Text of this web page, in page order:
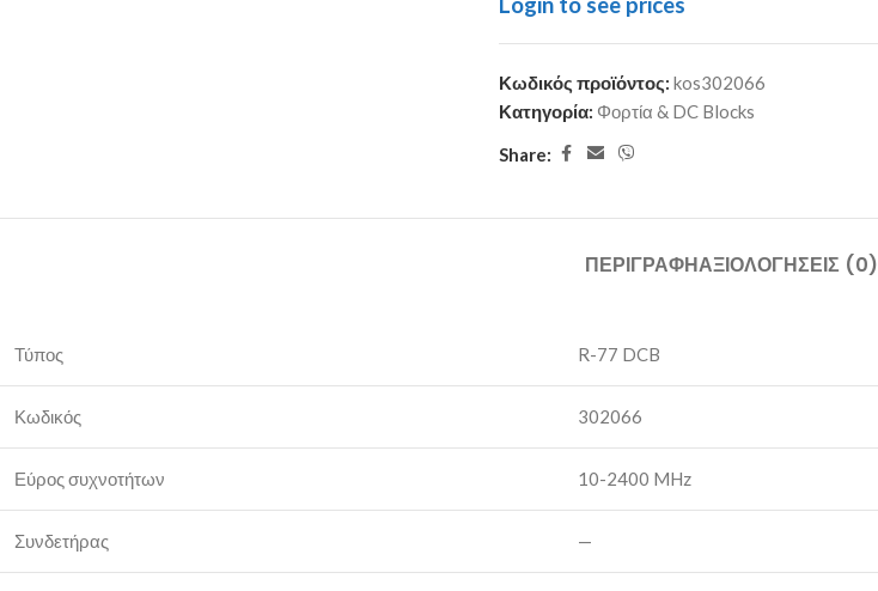
Κωδικός προϊόντος:kos302066
Κατηγορία: Φορτία & DC Blocks
Share:
ΠΕΡΙΓΡΑΦΉΑΞΙΟΛΟΓΉΣΕΙΣ (0)
Τύπος R-77 DCB
Κωδικός 302066
Εύρος συχνοτήτων 10-2400 MHz
Συνδετήρας —